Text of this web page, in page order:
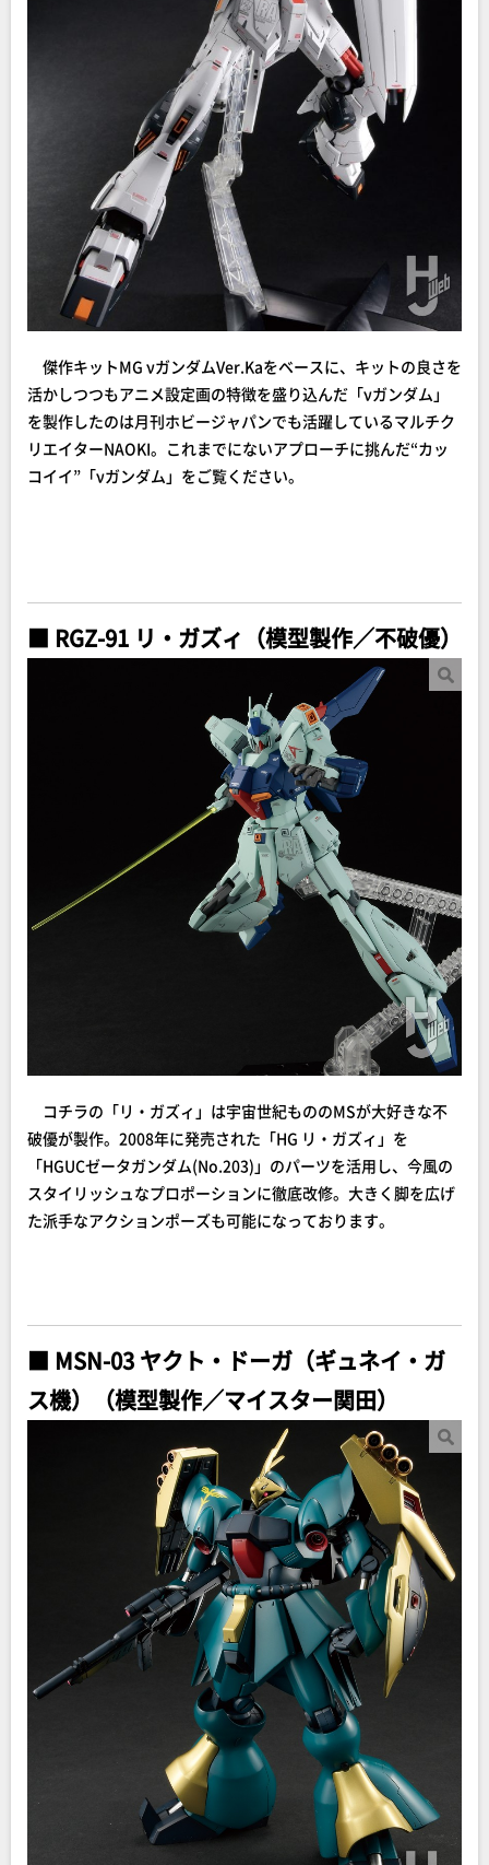
傑作キットMG νガンダムVer.Kaをベースに、キットの良さを
活かしつつもアニメ設定画の特徴を盛り込んだ「νガンダム」
を製作したのは月刊ホビージャパンでも活躍しているマルチク
リエイターNAOKI。これまでにないアプローチに挑んだ“カッ
コイイ”「νガンダム」をご覧ください。
■ RGZ-91 リ・ガズィ（模型製作／不破優）
コチラの「リ・ガズィ」は宇宙世紀もののMSが大好きな不
破優が製作。2008年に発売された「HG リ・ガズィ」を
「HGUCゼータガンダム(No.203)」のパーツを活用し、今風の
スタイリッシュなプロポーションに徹底改修。大きく脚を広げ
た派手なアクションポーズも可能になっております。
■ MSN-03 ヤクト・ドーガ（ギュネイ・ガ
ス機）（模型製作／マイスター関田）